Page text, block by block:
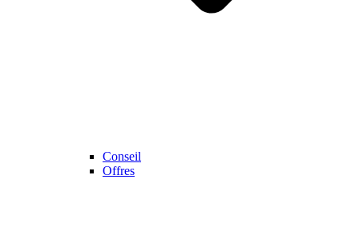
Conseil
Offres